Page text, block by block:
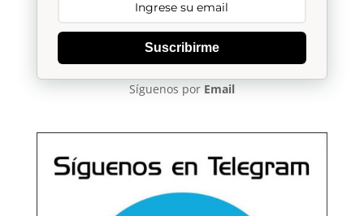
Suscribirme
Síguenos por Email